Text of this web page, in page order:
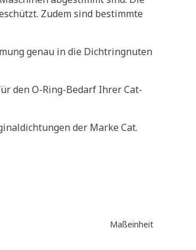
Zudem sind bestimmte
genau in die Dichtringnuten
den O-Ring-Bedarf Ihrer Cat-
der Marke Cat.
Maßeinheit